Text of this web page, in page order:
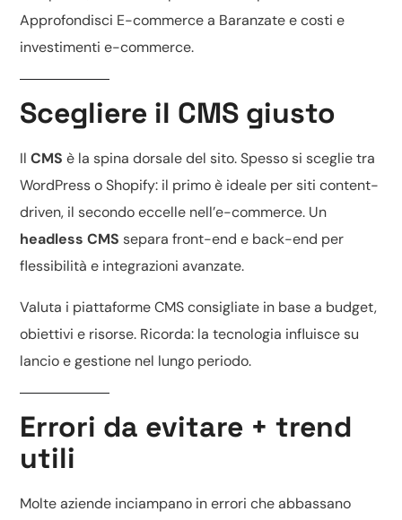
Approfondisci E-commerce a Baranzateecosti e
investimenti e-commerce.
Scegliere il CMS giusto
IlCMS è la spina dorsale del sito. Spesso si sceglie tra
WordPress o Shopify: il primo è ideale per siti content-
driven, il secondo eccelle nell’e-commerce. Un
headless CMS separa front-end e back-end per
flessibilità e integrazioni avanzate.
Valuta i piattaforme CMS consigliate in base a budget,
obiettivi e risorse. Ricorda: la tecnologia influisce su
lancio e gestione nel lungo periodo.
Errori da evitare + trend
utili
Molte aziende inciampano in errori che abbassano